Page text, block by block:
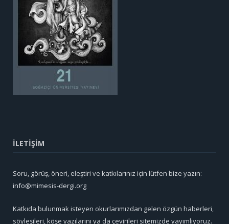
İLETİŞİM
Soru, görüş, öneri, eleştiri ve katkılarınız için lütfen bize yazın:
info@mimesis-dergi.org
Katkıda bulunmak isteyen okurlarımızdan gelen özgün haberleri,
söyleşileri, köşe yazılarını ya da çevirileri sitemizde yayımlıyoruz.